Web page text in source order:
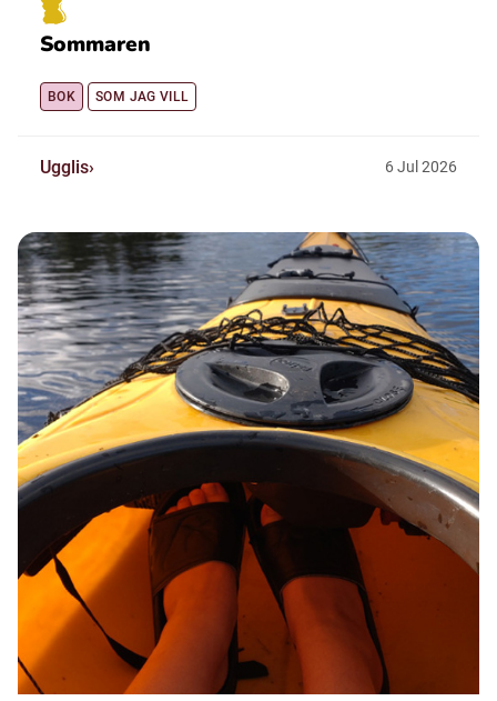
Sommaren
BOK SOM JAG VILL
Ugglis 6Jul 2026